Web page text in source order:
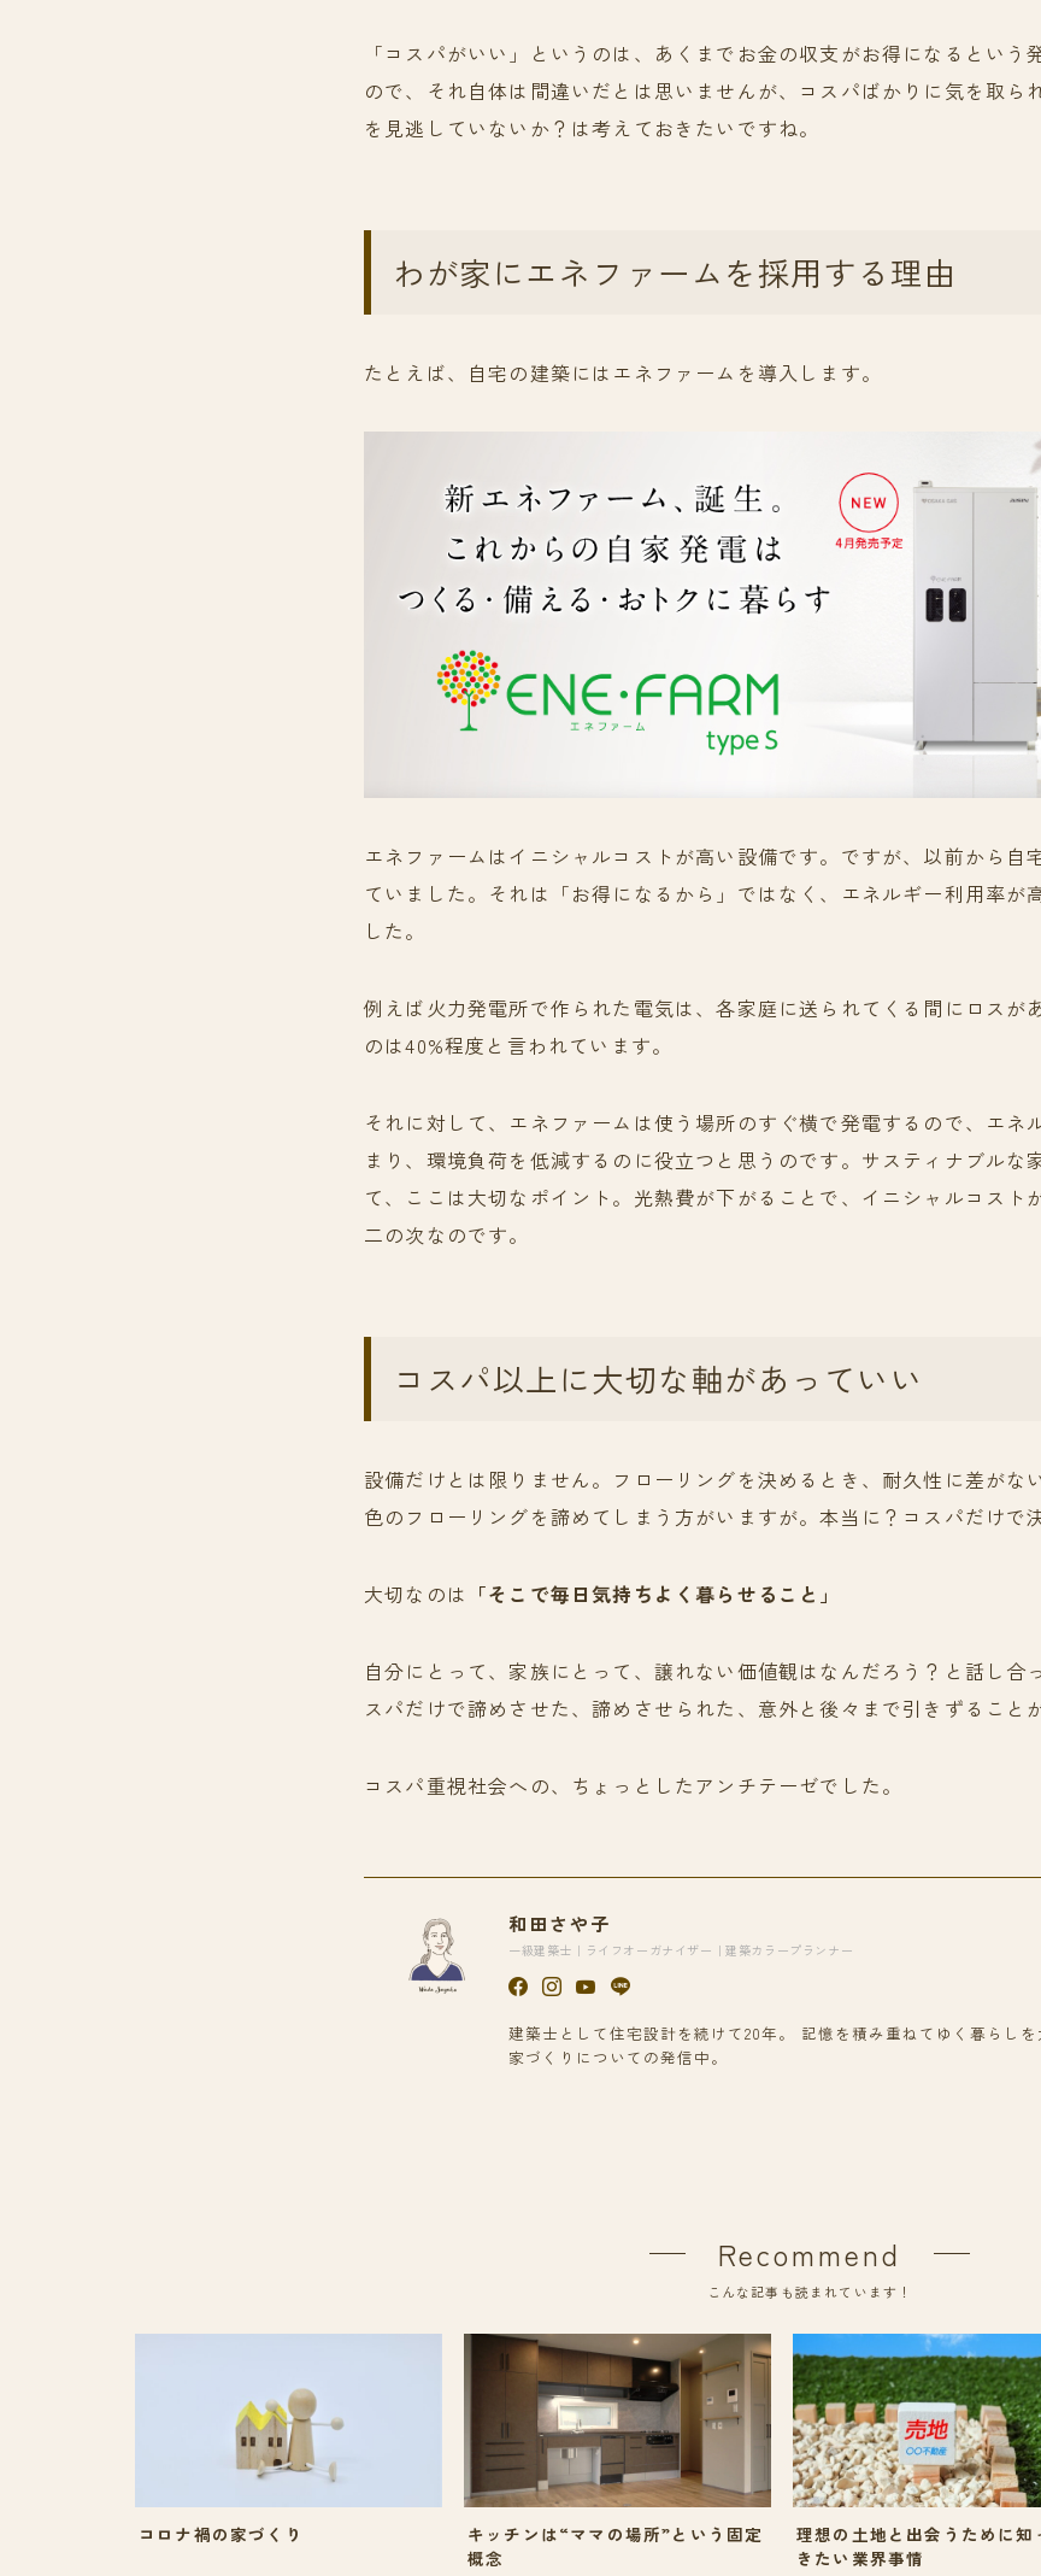
「コスパがいい」というのは、あくまでお金の収支がお得になるという
ので、それ自体は間違いだとは思いませんが、コスパばかりに気を取ら
を見逃していないか？は考えておきたいですね。
わが家にエネファームを採用する理由
たとえば、自宅の建築にはエネファームを導入します。
エネファームはイニシャルコストが高い設備です。ですが、以前から自
ていました。それは「お得になるから」ではなく、エネルギー利用率が
した。
例えば火力発電所で作られた電気は、各家庭に送られてくる間にロスが
のは40%程度と言われています。
それに対して、エネファームは使う場所のすぐ横で発電するので、エネ
まり、環境負荷を低減するのに役立つと思うのです。サスティナブルな
て、ここは大切なポイント。光熱費が下がることで、イニシャルコスト
二の次なのです。
コスパ以上に大切な軸があっていい
設備だけとは限りません。フローリングを決めるとき、耐久性に差がな
色のフローリングを諦めてしまう方がいますが。本当に？コスパだけで
大切なのは 「そこで毎日気持ちよく暮らせること」
自分にとって、家族にとって、譲れない価値観はなんだろう？と話し合
スパだけで諦めさせた、諦めさせられた、意外と後々まで引きずること
コスパ重視社会への、ちょっとしたアンチテーゼでした。
和田さや子
一級建築士｜ライフオーガナイザー｜建築カラープランナー
建築士として住宅設計を続けて20年。 記憶を積み重ねてゆく暮らし
家づくりについての発信中。
Recommend
こんな記事も読まれています！
コロナ禍の家づくり
キッチンは“ママの場所”という固定
概念
理想の土地と出会うために知
きたい業界事情